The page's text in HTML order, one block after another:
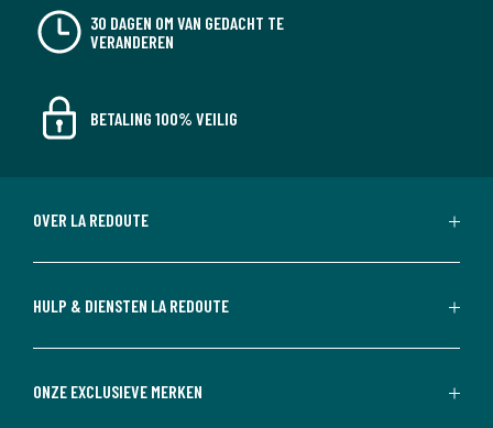
30 DAGEN OM VAN GEDACHT TE
VERANDEREN
BETALING 100% VEILIG
OVER LA REDOUTE
HULP & DIENSTEN LA REDOUTE
ONZE EXCLUSIEVE MERKEN